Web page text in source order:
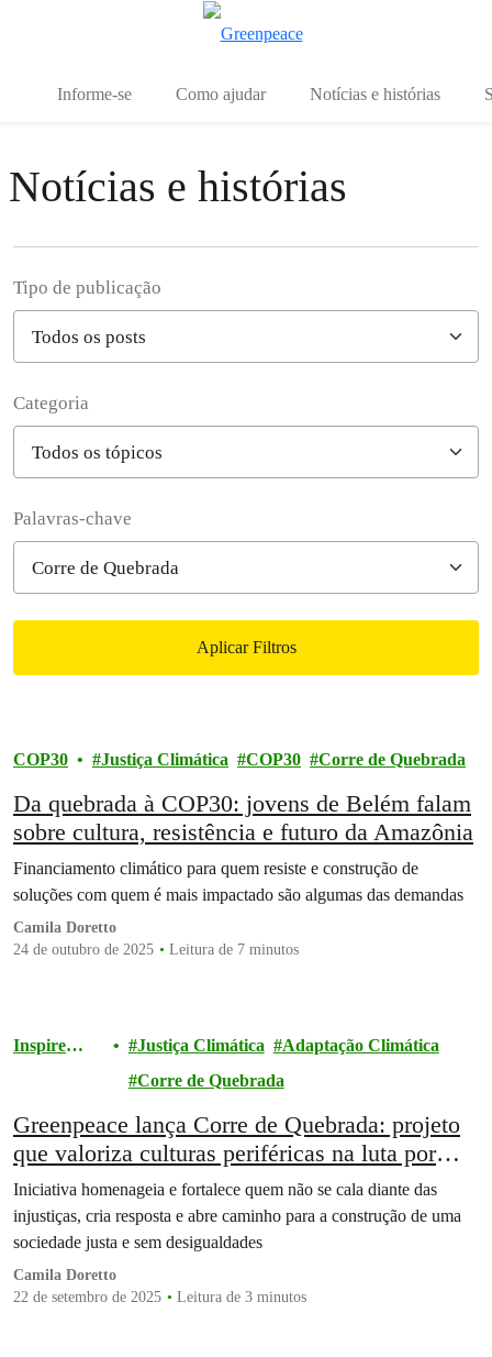
Informe-se Como ajudar Notícias e histórias
Notícias e histórias
Tipo de publicação
Categoria
Palavras-chave
Aplicar Filtros
COP30 Justiça Climática COP30 Corre de Quebrada
Da quebrada à COP30: jovens de Belém falam
sobre cultura, resistência e futuro da Amazônia
Financiamento climático para quem resiste e construção de
soluções com quem é mais impactado são algumas das demandas
Camila Doretto
24 de outubro de 2025
Leitura de 7 minutos
Inspire
Justiça Climática
Adaptação Climática
Corre de Quebrada
Greenpeace lança Corre de Quebrada: projeto
que valoriza culturas periféricas na luta por
justiça climática
Iniciativa homenageia e fortalece quem não se cala diante das
injustiças, cria resposta e abre caminho para a construção de uma
sociedade justa e sem desigualdades
Camila Doretto
22 de setembro de 2025
Leitura de 3 minutos